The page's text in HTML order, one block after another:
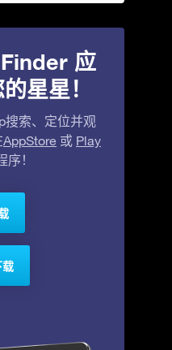
应
星星！
搜索、定位并观
AppStore 或 Play
！
载